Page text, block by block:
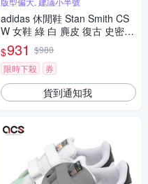
adidas 休閒鞋 Stan Smith CS
W 女鞋 綠 白 麂皮 復古 史密斯
愛迪達 IG2898
$931 $980
限時下殺
券
貨到通知我